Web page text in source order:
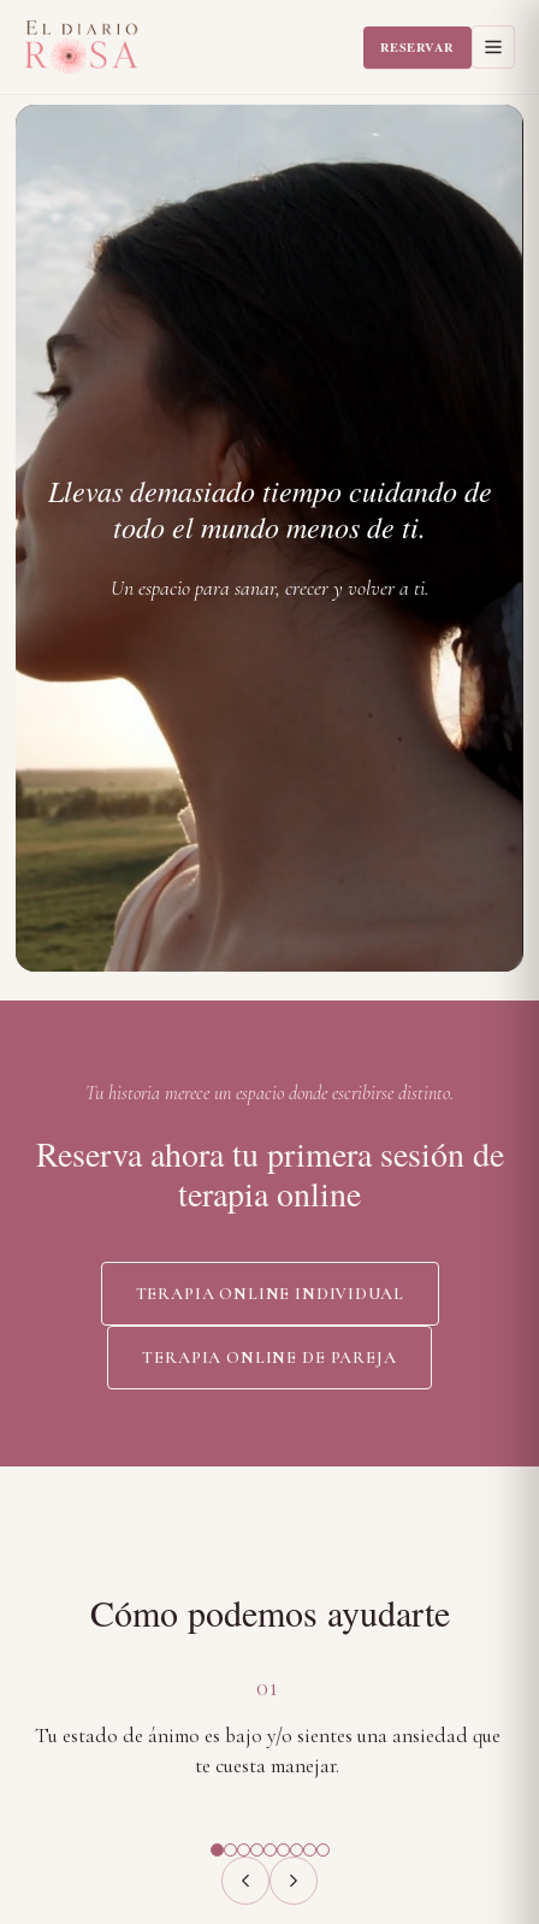
RESERVAR
Llevas demasiado tiempo cuidando de
todo el mundo menos de ti.
Un espacio para sanar, crecer y volver a ti.
Tu historia merece un espacio donde escribirse distinto.
Reserva ahora tu primera sesión de
terapia online
TERAPIA ONLINE INDIVIDUAL
TERAPIA ONLINE DE PAREJA
Cómo podemos ayudarte
01
Tu estado de ánimo es bajo y/o sientes una ansiedad que
te cuesta manejar.